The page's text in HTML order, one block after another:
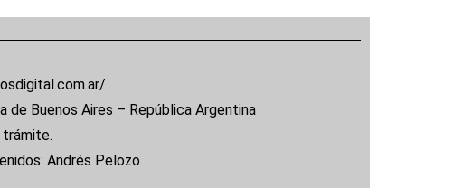
de Buenos Aires – República Argentina
trámite.
Andrés Pelozo